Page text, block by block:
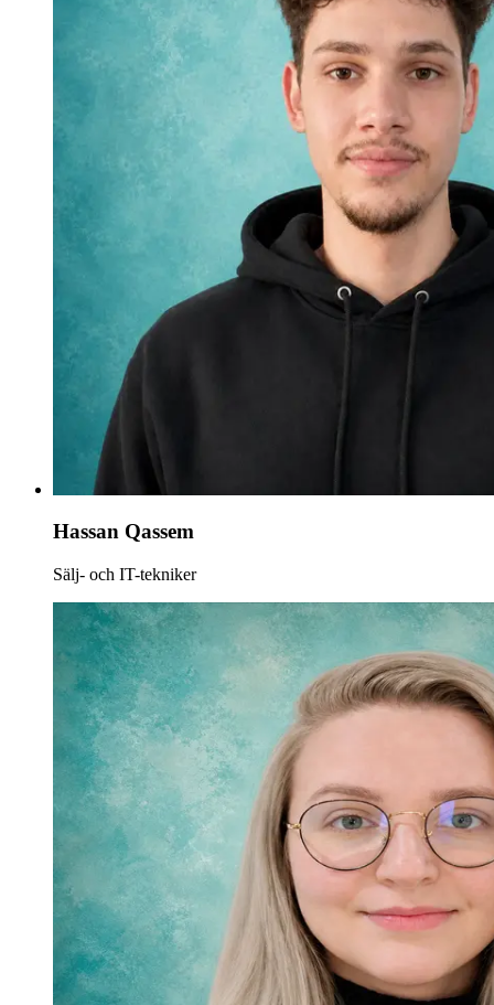
Hassan Qassem
Sälj- och IT-tekniker